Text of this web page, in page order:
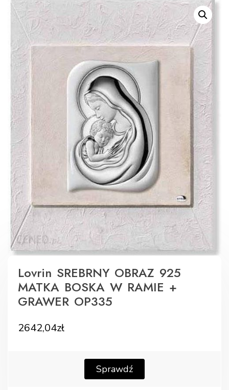
Lovrin SREBRNY OBRAZ 925
MATKA BOSKA W RAMIE +
GRAWER OP335
2642,04zł
Sprawdź